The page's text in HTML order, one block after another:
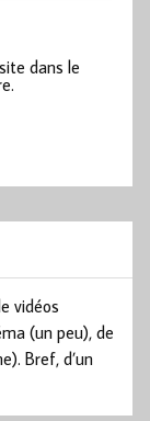
dans le
vidéos
(un peu), de
Bref, d’un